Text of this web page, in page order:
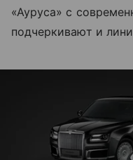
«Ауруса» с
подчеркивают и